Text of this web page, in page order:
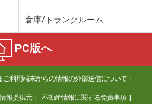
倉庫/トランクルーム
PC版へ
ご利用端末からの情報の外部送信について
報提供元 不動産情報に関する免責事項